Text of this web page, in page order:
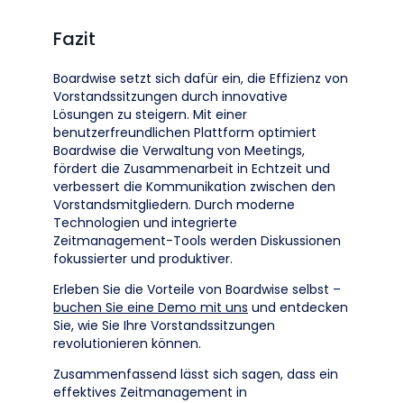
Fazit
Boardwise setzt sich dafür ein, die Effizienz von
Vorstandssitzungen durch innovative
Lösungen zu steigern. Mit einer
benutzerfreundlichen Plattform optimiert
Boardwise die Verwaltung von Meetings,
fördert die Zusammenarbeit in Echtzeit und
verbessert die Kommunikation zwischen den
Vorstandsmitgliedern. Durch moderne
Technologien und integrierte
Zeitmanagement-Tools werden Diskussionen
fokussierter und produktiver.
Erleben Sie die Vorteile von Boardwise selbst –
buchen Sie eine Demo mit uns und entdecken
Sie, wie Sie Ihre Vorstandssitzungen
revolutionieren können.
Zusammenfassend lässt sich sagen, dass ein
effektives Zeitmanagement in